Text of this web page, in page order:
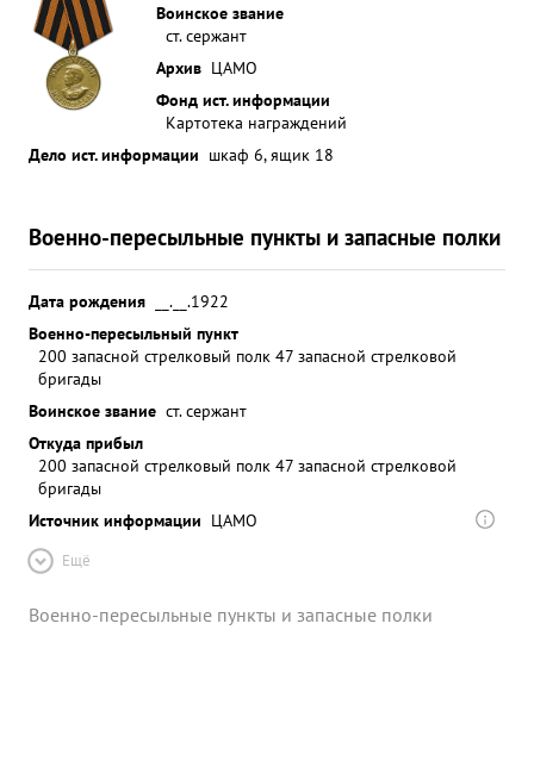
Воинское звание
ст. сержант
Архив ЦАМО
Фонд ист. информации
Картотека награждений
Дело ист. информации шкаф 6, ящик 18
Военно-пересыльные пункты и запасные полки
Дата рождения
__.__.1922
Военно-пересыльный пункт
200 запасной стрелковый полк 47 запасной стрелковой
бригады
Воинское звание ст. сержант
Откуда прибыл
200 запасной стрелковый полк 47 запасной стрелковой
бригады
Источник информации ЦАМО
Ещё
Военно-пересыльные пункты и запасные полки